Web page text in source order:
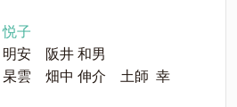
子
安 阪井 和男
雲 畑中 伸介 土師 幸